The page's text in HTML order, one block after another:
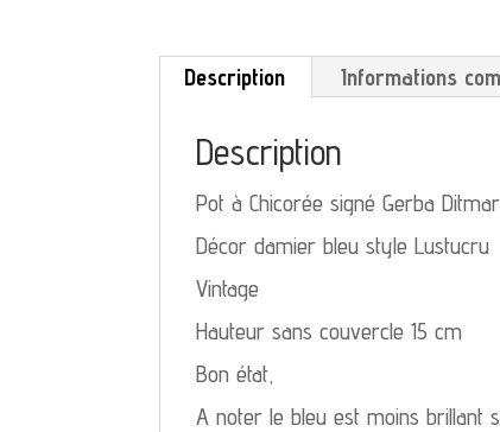
Description Informations
Description
Pot à Chicorée signé Gerba
Décor damier bleu style Lustucru
Vintage
Hauteur sans couvercle 15 cm
Bon état,
A noter le bleu est moins brillant